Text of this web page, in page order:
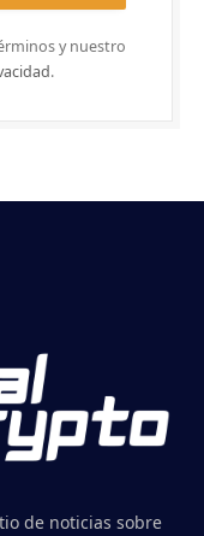
y nuestro
.
de noticias sobre